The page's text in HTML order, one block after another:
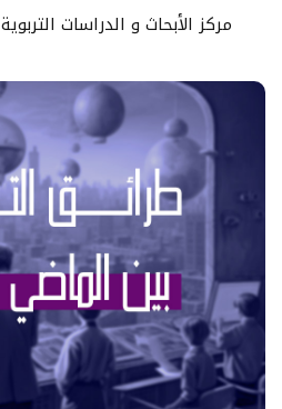
مركز الأبحاث و الدراسات التربوية